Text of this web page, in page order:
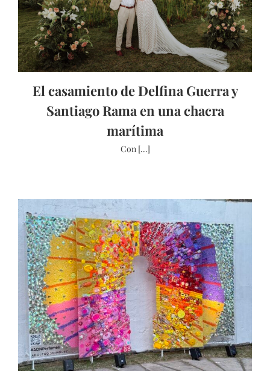
El casamiento de Delfina Guerra y
Santiago Rama en una chacra
marítima
Con [...]